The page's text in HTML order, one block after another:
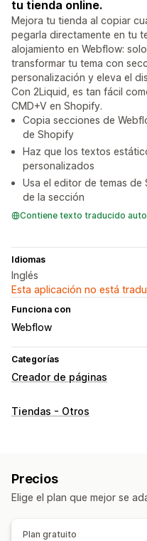
tu tienda online.
Mejora tu tienda al copiar
pegarla directamente en tu
alojamiento en Webflow:
transformar tu tema con
personalización y eleva el
Con 2Liquid, es tan fácil
CMD+V en Shopify.
Copia secciones de
de Shopify
Haz que los textos
personalizados
Usa el editor de temas
de la sección
Contiene texto traducido
Idiomas
Inglés
Esta aplicación no está
Funciona con
Webflow
Categorías
Creador de páginas
Tipos de páginas
Tiendas - Otros
Precios
Elige el plan que mejor se
Plan gratuito